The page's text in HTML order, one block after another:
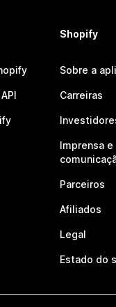
Shopify
Sobre a
Carreiras
Imprensa
Parceiros
Afiliados
Legal
Estado do